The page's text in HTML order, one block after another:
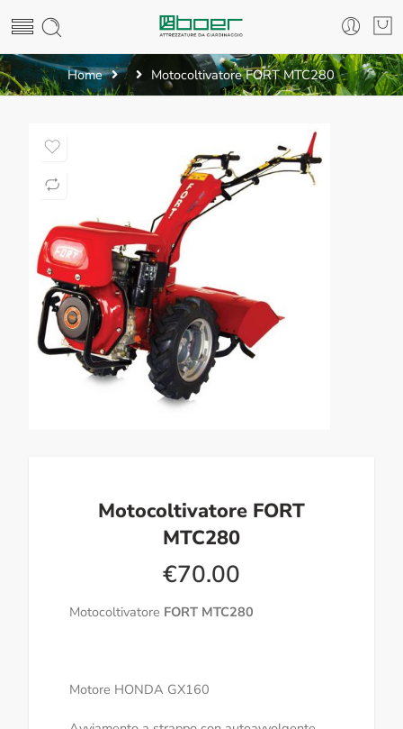
Home Motocoltivatore FORT MTC280
Motocoltivatore FORT
MTC280
€70.00
Motocoltivatore FORT MTC280
Motore HONDA GX160